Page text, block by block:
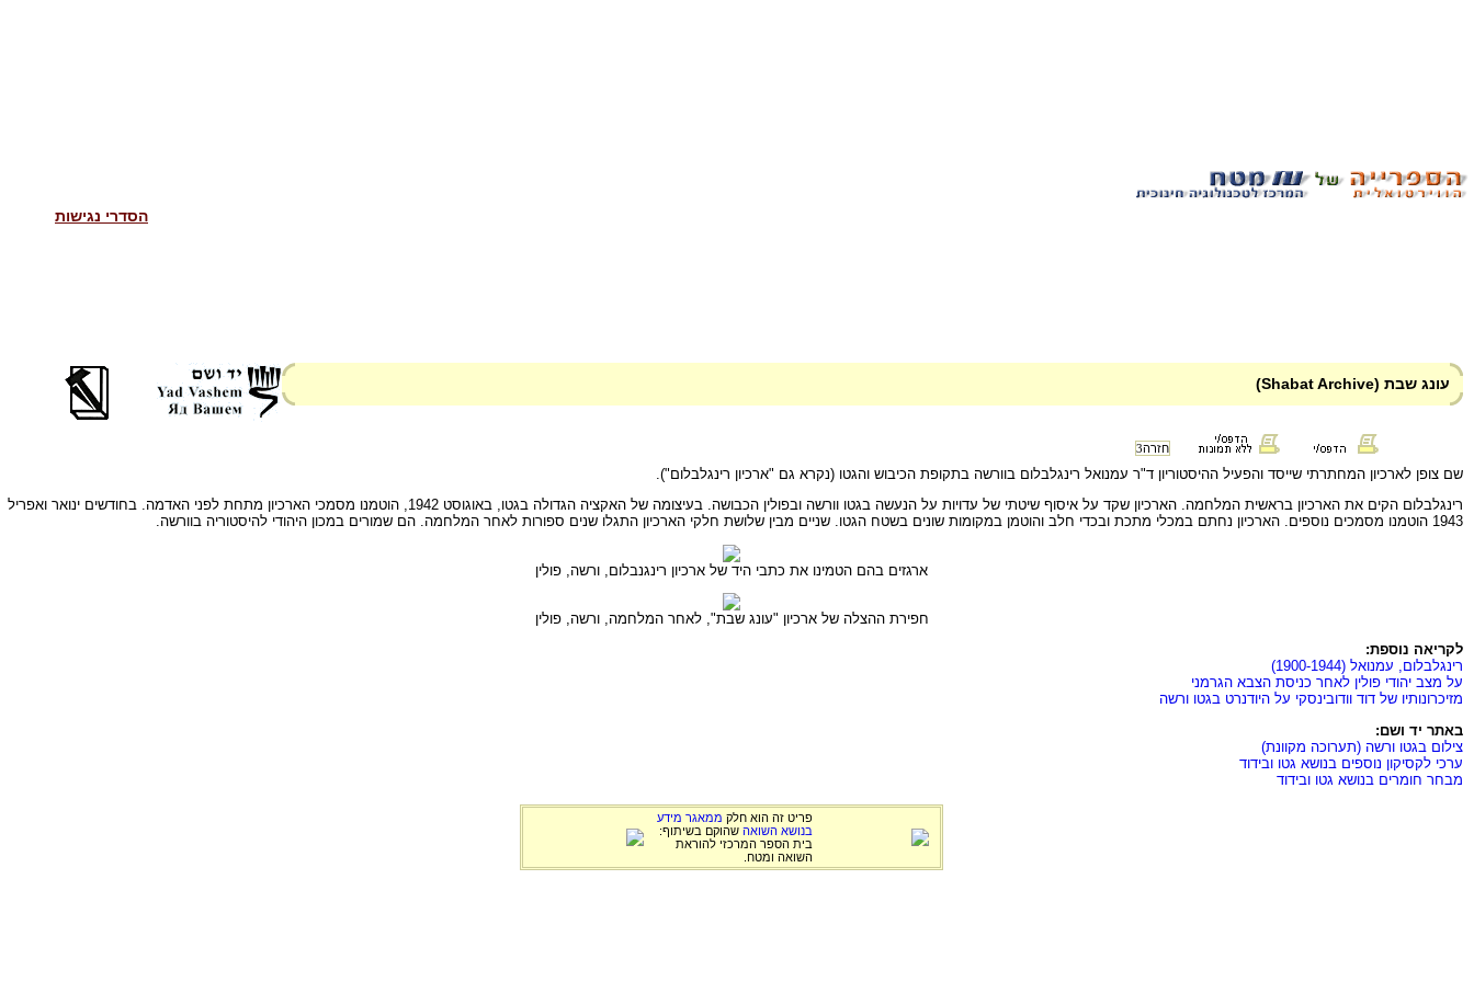
הסדרי נגישות
עונג שבת (Shabat Archive)
חזרה3
שם צופן לארכיון המחתרתי שייסד והפעיל ההיסטוריון ד"ר עמנואל רינגלבלום בוורשה בתקופת הכיבוש והגטו (נקרא גם "ארכיון רינגלבלום").
רינגלבלום הקים את הארכיון בראשית המלחמה. הארכיון שקד על איסוף שיטתי של עדויות על הנעשה בגטו וורשה ובפולין הכבושה. בעיצומה של האקציה הגדולה בגטו, באוגוסט 1942, הוטמנו מסמכי הארכיון מתחת לפני האדמה. בחודשים ינואר ואפריל
1943 הוטמנו מסמכים נוספים. הארכיון נחתם במכלי מתכת ובכדי חלב והוטמן במקומות שונים בשטח הגטו. שניים מבין שלושת חלקי הארכיון התגלו שנים ספורות לאחר המלחמה. הם שמורים במכון היהודי להיסטוריה בוורשה.
ארגזים בהם הטמינו את כתבי היד של ארכיון רינגנבלום, ורשה, פולין
חפירת ההצלה של ארכיון "עונג שבת", לאחר המלחמה, ורשה, פולין
לקריאה נוספת:
רינגלבלום, עמנואל (1900-1944)
על מצב יהודי פולין לאחר כניסת הצבא הגרמני
מזיכרונותיו של דוד וודובינסקי על היודנרט בגטו ורשה
באתר יד ושם:
צילום בגטו ורשה (תערוכה מקוונת)
ערכי לקסיקון נוספים בנושא גטו ובידוד
מבחר חומרים בנושא גטו ובידוד
פריט זה הוא חלק ממאגר מידע
בנושא השואה שהוקם בשיתוף:
בית הספר המרכזי להוראת
השואה ומטח.